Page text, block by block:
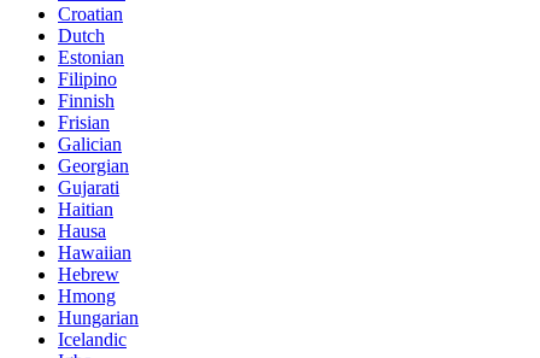
Croatian
Dutch
Estonian
Filipino
Finnish
Frisian
Galician
Georgian
Gujarati
Haitian
Hausa
Hawaiian
Hebrew
Hmong
Hungarian
Icelandic